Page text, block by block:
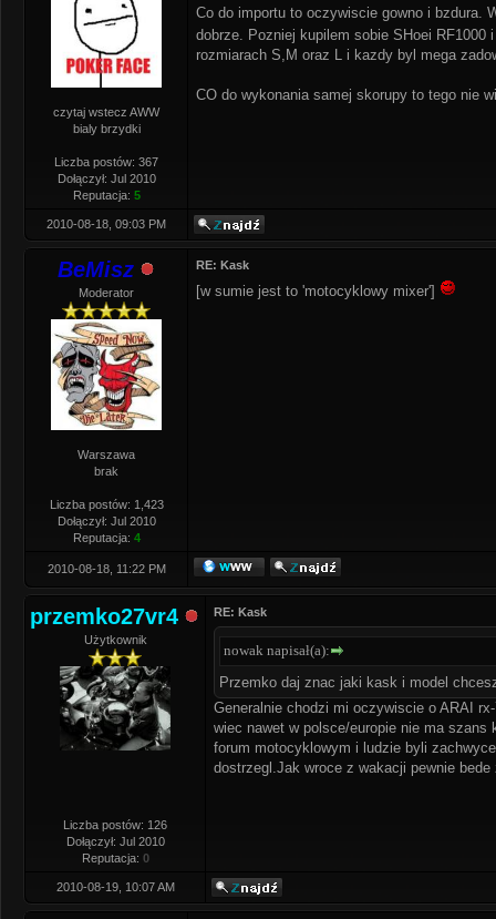
czytaj wstecz AWW
bialy brzydki
Liczba postów: 367
Dołączył: Jul 2010
Reputacja: 5
Co do importu to oczywiscie gowno i bzdura.
dobrze. Pozniej kupilem sobie SHoei
rozmiarach S,M oraz L i kazdy byl mega
CO do wykonania samej skorupy to tego nie
2010-08-18, 09:03 PM
BeMisz
Moderator
Warszawa
brak
Liczba postów: 1,423
Dołączył: Jul 2010
Reputacja: 4
RE: Kask
[w sumie jest to 'motocyklowy mixer']
2010-08-18, 11:22 PM
przemko27vr4
Użytkownik
Liczba postów: 126
Dołączył: Jul 2010
Reputacja: 0
RE: Kask
nowak napisał(a):
Przemko daj znac jaki kask i model
Generalnie chodzi mi oczywiscie o ARAI
wiec nawet w polsce/europie nie ma szans
forum motocyklowym i ludzie byli
dostrzegl.Jak wroce z wakacji pewnie
2010-08-19, 10:07 AM